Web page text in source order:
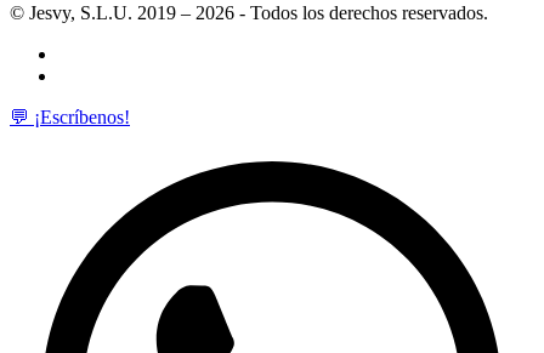
© Jesvy, S.L.U. 2019 – 2026 - Todos los derechos reservados.
💬 ¡Escríbenos!